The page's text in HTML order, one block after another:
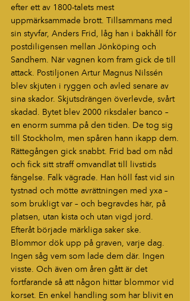
efter ett av 1800-talets mest
uppmärksammade brott. Tillsammans med
sin styvfar, Anders Frid, låg han i bakhåll för
postdiligensen mellan Jönköping och
Sandhem. När vagnen kom fram gick de till
attack. Postiljonen Artur Magnus Nilssén
blev skjuten i ryggen och avled senare av
sina skador. Skjutsdrängen överlevde, svårt
skadad. Bytet blev 2000 riksdaler banco –
en enorm summa på den tiden. De tog sig
till Stockholm, men spåren hann ikapp dem.
Rättegången gick snabbt. Frid bad om nåd
och fick sitt straff omvandlat till livstids
fängelse. Falk vägrade. Han höll fast vid sin
tystnad och mötte avrättningen med yxa –
som brukligt var – och begravdes här, på
platsen, utan kista och utan vigd jord.
Efteråt började märkliga saker ske.
Blommor dök upp på graven, varje dag.
Ingen såg vem som lade dem där. Ingen
visste. Och även om åren gått är det
fortfarande så att någon hittar blommor vid
korset. En enkel handling som har blivit en